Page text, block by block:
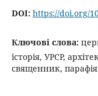
DOI: https://doi.org/
Ключові слова:
історія, УРСР,
священник,